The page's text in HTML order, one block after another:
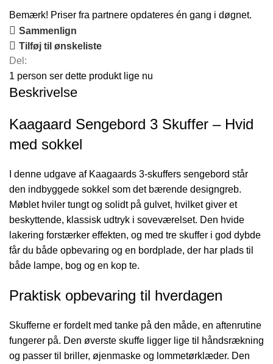
2.985 kr..2.537 kr..
Bemærk! Priser fra partnere opdateres én gang i døgnet.
Sammenlign
Tilføj til ønskeliste
Del:
1 person ser dette produkt lige nu
Beskrivelse
Kaagaard Sengebord 3 Skuffer – Hvid
med sokkel
I denne udgave af Kaagaards 3-skuffers sengebord står
den indbyggede sokkel som det bærende designgreb.
Møblet hviler tungt og solidt på gulvet, hvilket giver et
beskyttende, klassisk udtryk i soveværelset. Den hvide
lakering forstærker effekten, og med tre skuffer i god dybde
får du både opbevaring og en bordplade, der har plads til
både lampe, bog og en kop te.
Praktisk opbevaring til hverdagen
Skufferne er fordelt med tanke på den måde, en aftenrutine
fungerer på. Den øverste skuffe ligger lige til håndsrækning
og passer til briller, øjenmaske og lommetørklæder. Den